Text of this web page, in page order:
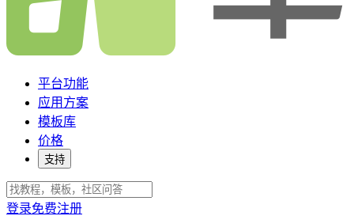
平台功能
应用方案
模板库
价格
支持
登录免费注册